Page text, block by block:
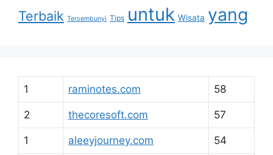
Terbaik Tersembunyi Tips untuk Wisata yang
1 raminotes.com 58
2 thecoresoft.com 57
1 aleeyjourney.com 54